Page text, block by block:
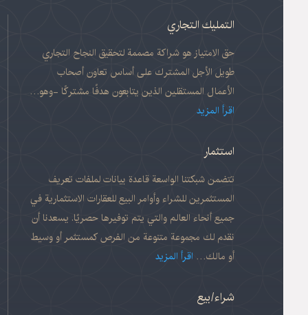
التمليك التجاري
حق الامتياز هو شراكة مصممة لتحقيق النجاح التجاري
طويل الأجل المشترك على أساس تعاون أصحاب
الأعمال المستقلين الذين يتابعون هدفًا مشتركًا -وهو…
اقرأ المزيد
استثمار
تتضمن شبكتنا الواسعة قاعدة بيانات لملفات تعريف
المستثمرين للشراء وأوامر البيع للعقارات الاستثمارية في
جميع أنحاء العالم والتي يتم توفيرها حصريًا. يسعدنا أن
نقدم لك مجموعة متنوعة من الفرص كمستثمر أو وسيط
أو مالك… اقرأ المزيد
شراء/بيع